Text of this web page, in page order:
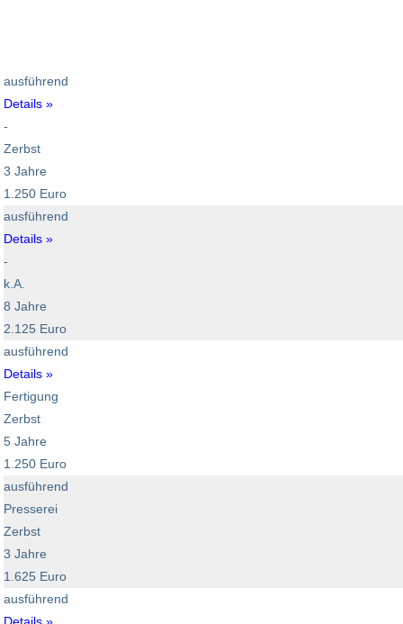
ausführend
Details »
-
Zerbst
3 Jahre
1.250 Euro
ausführend
Details »
-
k.A.
8 Jahre
2.125 Euro
ausführend
Details »
Fertigung
Zerbst
5 Jahre
1.250 Euro
ausführend
Presserei
Zerbst
3 Jahre
1.625 Euro
ausführend